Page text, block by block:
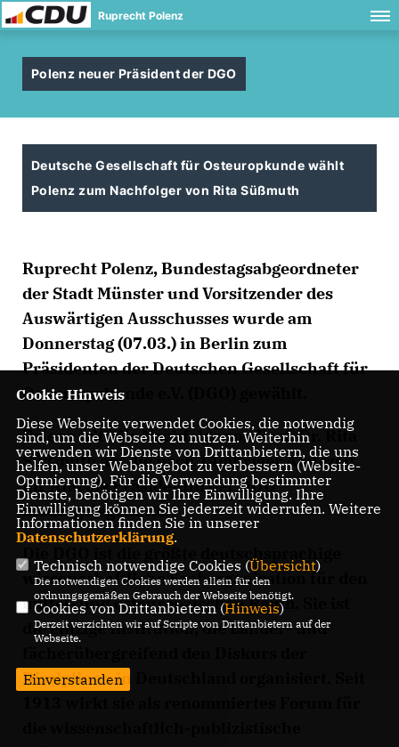
Ruprecht Polenz
Polenz neuer Präsident der DGO
Deutsche Gesellschaft für Osteuropkunde wählt
Polenz zum Nachfolger von Rita Süßmuth
Ruprecht Polenz, Bundestagsabgeordneter
der Stadt Münster und Vorsitzender des
Auswärtigen Ausschusses wurde am
Donnerstag (07.03.) in Berlin zum
Präsidenten der Deutschen Gesellschaft für
Osteuropakunde e.V. (DGO) gewählt.
Polenz tritt die Nachfolge von Prof. Dr. Rita
Süßmuth an, die nach 14jähriger Amtszeit
ihr Amt als Präsidentin der DGO
niedergelegt hatte.
Die DGO ist die größte deutschsprachige
wissenschaftliche Fachorganisation für den
mittel- und osteuropäischen Raum. Sie ist
die einzige Institution, die Länder- und
Disziplinen in Deutschland organisiert. Seit
Cookie Hinweis
Diese Webseite verwendet Cookies, die notwendig
sind, um die Webseite zu nutzen. Weiterhin
verwenden wir Dienste von Drittanbietern, die uns
helfen, unser Webangebot zu verbessern (Website-
Optmierung). Für die Verwendung bestimmter
Dienste, benötigen wir Ihre Einwilligung. Ihre
Einwilligung können Sie jederzeit widerrufen. Weitere
Informationen finden Sie in unserer
Datenschutzerklärung.
Technisch notwendige Cookies (Übersicht)
Die notwendigen Cookies werden allein für den
ordnungsgemäßen Gebrauch der Webseite benötigt.
Cookies von Drittanbietern (Hinweis)
Derzeit verzichten wir auf Scripte von Drittanbietern auf der
Webseite.
Einverstanden